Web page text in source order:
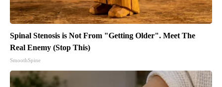
Spinal Stenosis is Not From "Getting Older". Meet The
Real Enemy (Stop This)
SmoothSpine